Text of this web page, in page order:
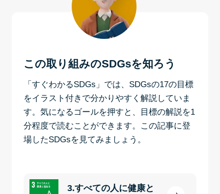
この取り組みのSDGsを知ろう
「すぐわかるSDGs」では、SDGsの17の目標
をイラスト付きで分かりやすく解説していま
す。気になるゴールを押すと、目標の解説を1
分程度で読むことができます。この記事に登
場したSDGsを見てみましょう。
3.すべての人に健康と